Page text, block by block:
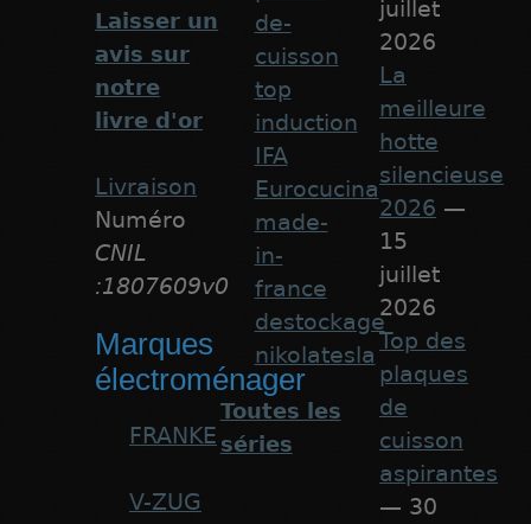
Laisser un
avis sur
notre
livre d'or
Livraison
Numéro
CNIL
:1807609v0
Marques
électroménager
FRANKE
V-ZUG
de-
cuisson
top
induction
IFA
Eurocucina
made-
in-
france
destockage
nikolatesla
Toutes les
séries
juillet
2026
La
meilleure
hotte
silencieuse
2026 —
15
juillet
2026
Top des
plaques
de
cuisson
aspirantes
— 30